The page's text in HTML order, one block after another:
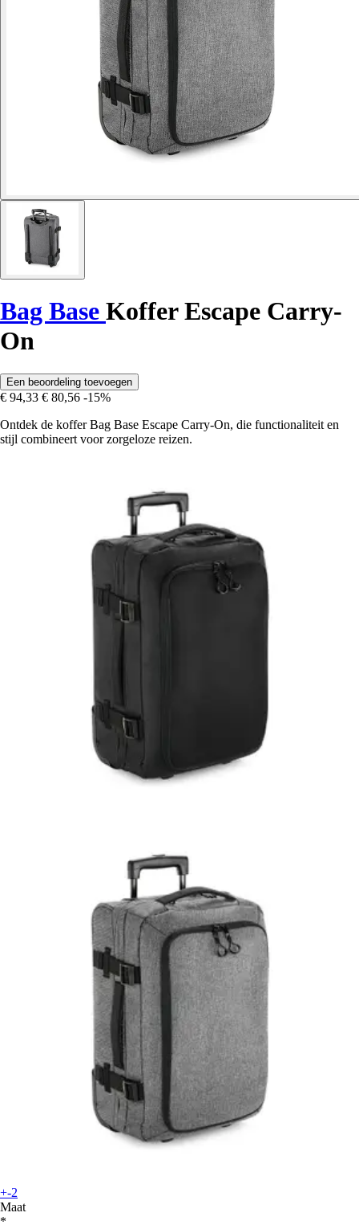
Bag Base Koffer Escape Carry-
On
Een beoordeling toevoegen
€ 94,33 € 80,56 -15%
Ontdek de koffer Bag Base Escape Carry-On, die functionaliteit en
stijl combineert voor zorgeloze reizen.
+-2
Maat
*